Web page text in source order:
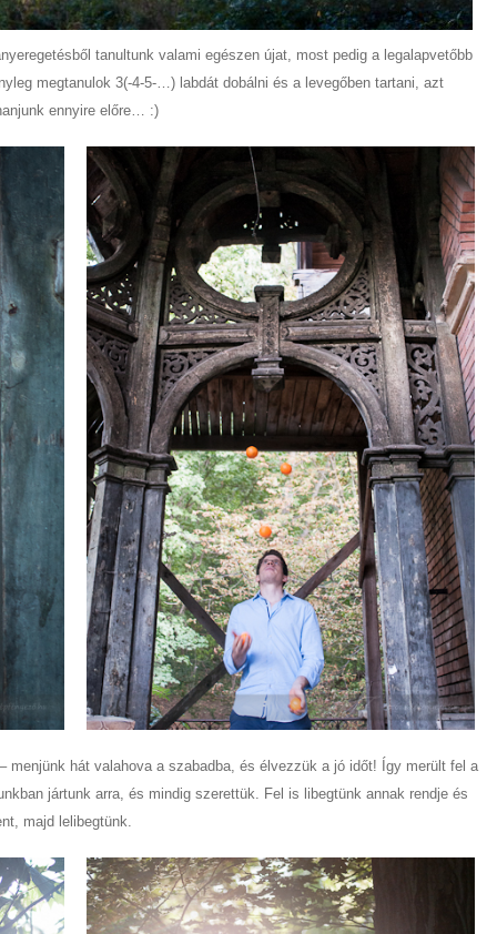
tanultunk valami egészen újat, most pedig a legalapvetőbb
megtanulok 3(-4-5-…) labdát dobálni és a levegőben tartani, azt
ennyire előre… :)
menjünk hát valahova a szabadba, és élvezzük a jó időt! Így merült fel a
jártunk arra, és mindig szerettük. Fel is libegtünk annak rendje és
majd lelibegtünk.